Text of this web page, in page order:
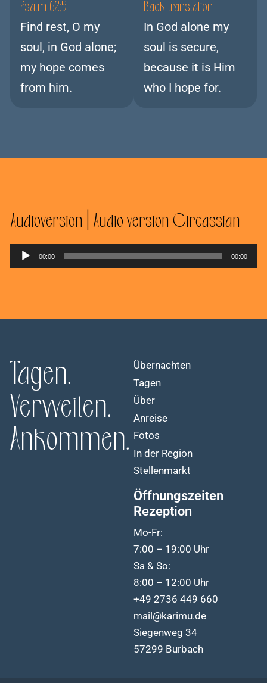
Psalm 62:5
Find rest, O my
soul, in God alone;
my hope comes
from him.
Back translation
In God alone my
soul is secure,
because it is Him
who I hope for.
Audioversion | Audio version Circassian
Audio-
Player
00:00 00:00
Tagen.
Verweilen.
Ankommen.
Übernachten
Tagen
Über
Anreise
Fotos
In der Region
Stellenmarkt
Öffnungszeiten
Rezeption
Mo-Fr:
7:00 – 19:00 Uhr
Sa & So:
8:00 – 12:00 Uhr
+49 2736 449 660
mail@karimu.de
Siegenweg 34
57299 Burbach